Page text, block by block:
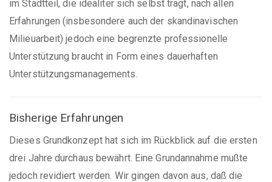
im Stadtteil, die idealiter sich selbst trägt, nach allen
Erfahrungen (insbesondere auch der skandinavischen
Milieuarbeit) jedoch eine begrenzte professionelle
Unterstützung braucht in Form eines dauerhaften
Unterstützungsmanagements.
Bisherige Erfahrungen
Dieses Grundkonzept hat sich im Rückblick auf die ersten
drei Jahre durchaus bewährt. Eine Grundannahme mußte
jedoch revidiert werden. Wir gingen davon aus, daß die